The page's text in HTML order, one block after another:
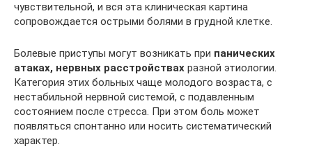
чувствительной, и вся эта клиническая картина
сопровождается острыми болями в грудной клетке.
Болевые приступы могут возникать при панических
атаках, нервных расстройствах разной этиологии.
Категория этих больных чаще молодого возраста, с
нестабильной нервной системой, с подавленным
состоянием после стресса. При этом боль может
появляться спонтанно или носить систематический
характер.